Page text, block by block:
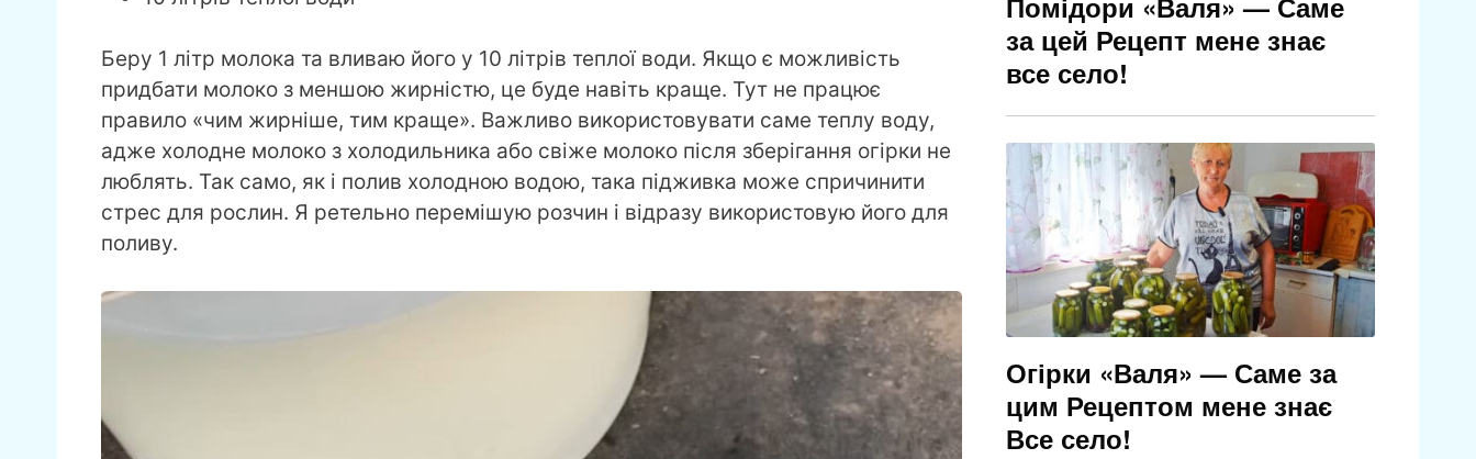
Беру 1 літр молока та вливаю його у 10 літрів теплої води. Якщо є можливість
придбати молоко з меншою жирністю, це буде навіть краще. Тут не працює
правило «чим жирніше, тим краще». Важливо використовувати саме теплу воду,
адже холодне молоко з холодильника або свіже молоко після зберігання огірки не
люблять. Так само, як і полив холодною водою, така підживка може спричинити
стрес для рослин. Я ретельно перемішую розчин і відразу використовую його для
поливу.
за цей Рецепт мене знає
все село!
Огірки «Валя» — Саме за
цим Рецептом мене знає
Все село!